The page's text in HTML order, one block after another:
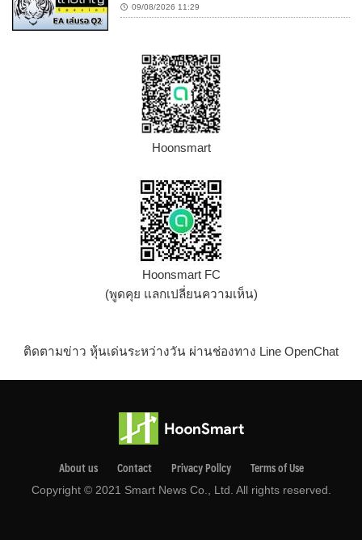
09/08/2026 11:29
Hoonsmart
Hoonsmart FC
(พูดคุย แลกเปลี่ยนความเห็น)
ติดตามข่าว หุ้นเด่นระหว่างวัน ผ่านช่องทาง Line OpenChat
About us Contact Privacy Pollcy Terms of Use
Copyright © 2021 Smart News Co., Ltd. All rights reserved.